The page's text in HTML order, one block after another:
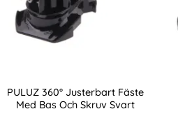
PULUZ 360° Justerbart Fäste
Med Bas Och Skruv Svart